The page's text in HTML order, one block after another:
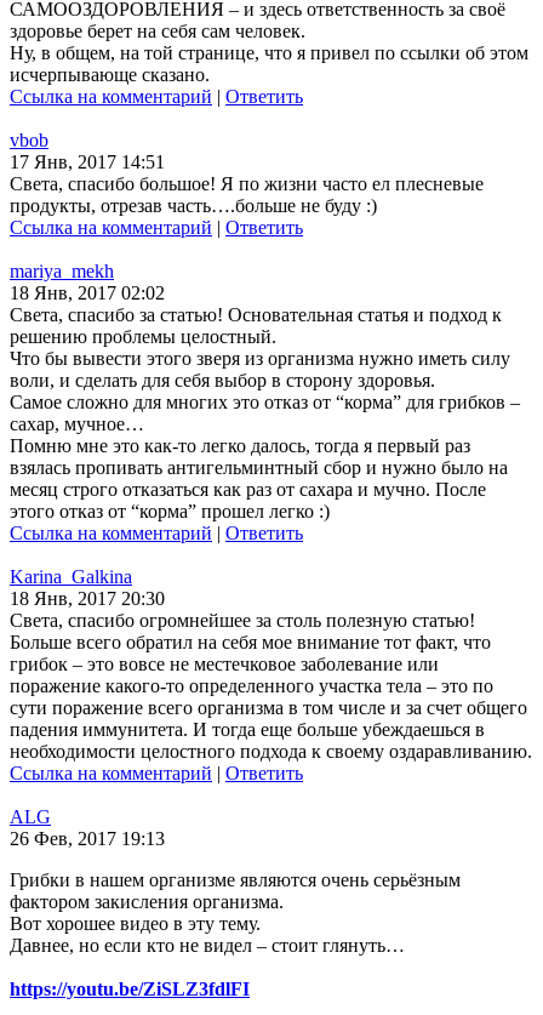
САМООЗДОРОВЛЕНИЯ – и здесь ответственность за своё
здоровье берет на себя сам человек.
Ну, в общем, на той странице, что я привел по ссылки об этом
исчерпывающе сказано.
Ссылка на комментарий | Ответить
vbob
17 Янв, 2017 14:51
Света, спасибо большое! Я по жизни часто ел плесневые
продукты, отрезав часть….больше не буду :)
Ссылка на комментарий | Ответить
mariya_mekh
18 Янв, 2017 02:02
Света, спасибо за статью! Основательная статья и подход к
решению проблемы целостный.
Что бы вывести этого зверя из организма нужно иметь силу
воли, и сделать для себя выбор в сторону здоровья.
Самое сложно для многих это отказ от “корма” для грибков –
сахар, мучное…
Помню мне это как-то легко далось, тогда я первый раз
взялась пропивать антигельминтный сбор и нужно было на
месяц строго отказаться как раз от сахара и мучно. После
этого отказ от “корма” прошел легко :)
Ссылка на комментарий | Ответить
Karina_Galkina
18 Янв, 2017 20:30
Света, спасибо огромнейшее за столь полезную статью!
Больше всего обратил на себя мое внимание тот факт, что
грибок – это вовсе не местечковое заболевание или
поражение какого-то определенного участка тела – это по
сути поражение всего организма в том числе и за счет общего
падения иммунитета. И тогда еще больше убеждаешься в
необходимости целостного подхода к своему оздаравливанию.
Ссылка на комментарий | Ответить
ALG
26 Фев, 2017 19:13
Грибки в нашем организме являются очень серьёзным
фактором закисления организма.
Вот хорошее видео в эту тему.
Давнее, но если кто не видел – стоит глянуть…
https://youtu.be/ZiSLZ3fdlFI